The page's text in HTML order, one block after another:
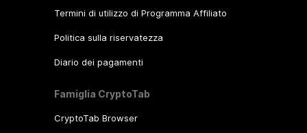
Termini di utilizzo di Programma Affiliato
Politica sulla riservatezza
Diario dei pagamenti
Famiglia CryptoTab
CryptoTab Browser